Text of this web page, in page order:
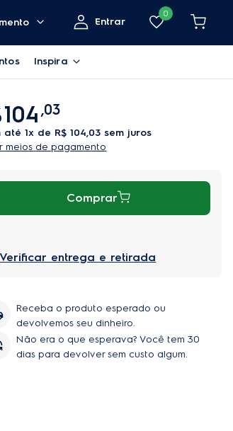
Entrar
0
Inspira
104 ,03
até 1x de R$ 104,03 sem juros
meios de pagamento
Comprar
Verificar entrega e retirada
Receba o produto esperado ou
devolvemos seu dinheiro.
Não era o que esperava? Você tem 30
dias para devolver sem custo algum.